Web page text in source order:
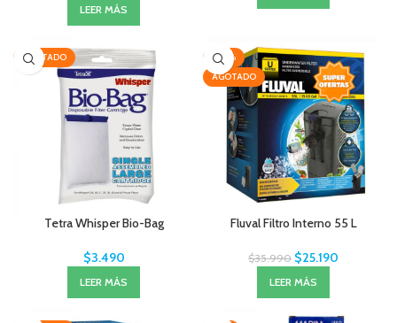
LEER MÁS
AGOTADO
Tetra Whisper Bio-Bag
$3.490
LEER MÁS
-30%
AGOTADO
Fluval Filtro Interno 55 L
$35.990 $25.190
LEER MÁS